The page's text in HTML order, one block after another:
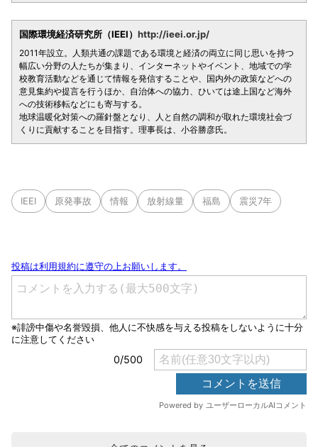
国際環境経済研究所（IEEI） http://ieei.or.jp/
2011年設立。人類共通の課題である環境と経済の両立に同じ思いを持つ
幅広い分野の人たちが集まり、インターネットやイベント、地域での学
校教育活動などを通じて情報を発信することや、国内外の政策などへの
意見集約や提言を行うほか、自治体への協力、ひいては途上国など海外
への技術移転などにも寄与する。
地球温暖化対策への羅針盤となり、人と自然の調和が取れた環境社会づ
くりに貢献することを目指す。理事長は、小谷勝彦氏。
IEEI 原発事故 情報 放射線量 福島 震災7年